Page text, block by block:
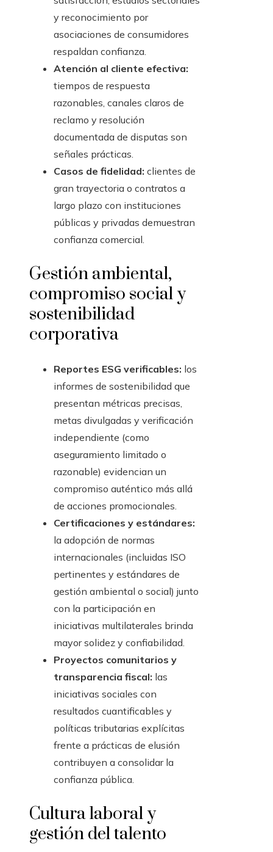
y reconocimiento por
asociaciones de consumidores
respaldan confianza.
Atención al cliente efectiva:
tiempos de respuesta
razonables, canales claros de
reclamo y resolución
documentada de disputas son
señales prácticas.
Casos de fidelidad: clientes de
gran trayectoria o contratos a
largo plazo con instituciones
públicas y privadas demuestran
confianza comercial.
Gestión ambiental,
compromiso social y
sostenibilidad
corporativa
Reportes ESG verificables: los
informes de sostenibilidad que
presentan métricas precisas,
metas divulgadas y verificación
independiente (como
aseguramiento limitado o
razonable) evidencian un
compromiso auténtico más allá
de acciones promocionales.
Certificaciones y estándares:
la adopción de normas
internacionales (incluidas ISO
pertinentes y estándares de
gestión ambiental o social) junto
con la participación en
iniciativas multilaterales brinda
mayor solidez y confiabilidad.
Proyectos comunitarios y
transparencia fiscal: las
iniciativas sociales con
resultados cuantificables y
políticas tributarias explícitas
frente a prácticas de elusión
contribuyen a consolidar la
confianza pública.
Cultura laboral y
gestión del talento